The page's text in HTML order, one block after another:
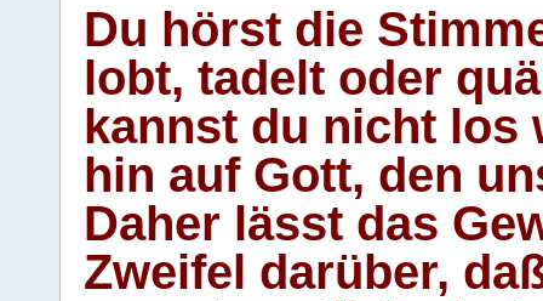
Du hörst die
lobt, tadelt oder
kannst du nicht los
hin auf Gott, den
Daher lässt das
Zweifel darüber,